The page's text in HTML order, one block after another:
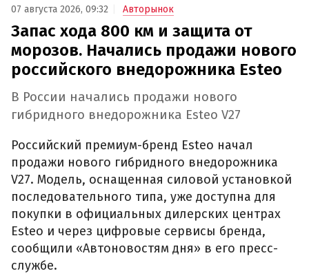
07 августа 2026, 09:32 Авторынок
Запас хода 800 км и защита от
морозов. Начались продажи нового
российского внедорожника Esteo
В России начались продажи нового
гибридного внедорожника Esteo V27
Российский премиум-бренд Esteo начал
продажи нового гибридного внедорожника
V27. Модель, оснащенная силовой установкой
последовательного типа, уже доступна для
покупки в официальных дилерских центрах
Esteo и через цифровые сервисы бренда,
сообщили «Автоновостям дня» в его пресс-
службе.